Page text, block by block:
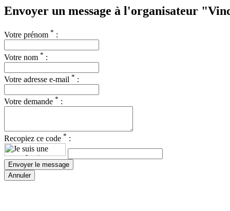
Envoyer un message à l'organisateur
Votre prénom * :
Votre nom * :
Votre adresse e-mail * :
Votre demande * :
Recopiez ce code * :
Annuler